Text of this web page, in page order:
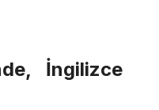
İngilizce